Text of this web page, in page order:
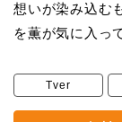
想いが染み込む
を薫が気に入っ
Tver